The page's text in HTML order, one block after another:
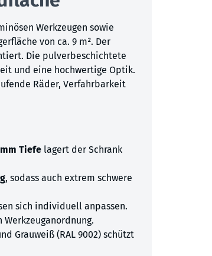
Werkzeugen sowie
von ca. 9 m². Der
Die pulverbeschichtete
und eine hochwertige Optik.
Räder, Verfahrbarkeit
Tiefe lagert der Schrank
, sodass auch extrem schwere
sich individuell anpassen.
Grauweiß (RAL 9002) schützt